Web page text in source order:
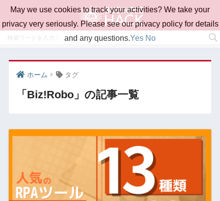
ホーム タグ
「Biz!Robo」の記事一覧
May we use cookies to track your activities? We take your
privacy very seriously. Please see our privacy policy for details
and any questions.Yes No